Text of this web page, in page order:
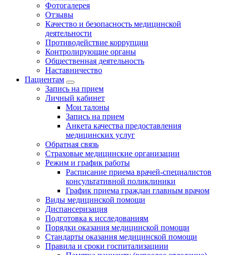
Фотогалерея
Отзывы
Качество и безопасность медицинской
деятельности
Противодействие коррупции
Контролирующие органы
Общественная деятельность
Наставничество
Пациентам
Запись на прием
Личный кабинет
Мои талоны
Запись на прием
Анкета качества предоставления
медицинских услуг
Обратная связь
Страховые медицинские организации
Режим и график работы
Расписание приема врачей-специалистов
консультативной поликлиники
График приема граждан главным врачом
Виды медицинской помощи
Диспансеризация
Подготовка к исследованиям
Порядки оказания медицинской помощи
Стандарты оказания медицинской помощи
Правила и сроки госпитализациии